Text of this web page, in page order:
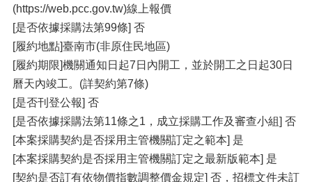
(https://web.pcc.gov.tw)線上報價
[是否依據採購法第99條] 否
[履約地點]臺南市(非原住民地區)
[履約期限]機關通知日起7日內開工，並於開工之日起30日
曆天內竣工。(詳契約第7條)
[是否刊登公報] 否
[是否依據採購法第11條之1，成立採購工作及審查小組] 否
[本案採購契約是否採用主管機關訂定之範本] 是
[本案採購契約是否採用主管機關訂定之最新版範本] 是
[契約是否訂有依物價指數調整價金規定] 否，招標文件未訂